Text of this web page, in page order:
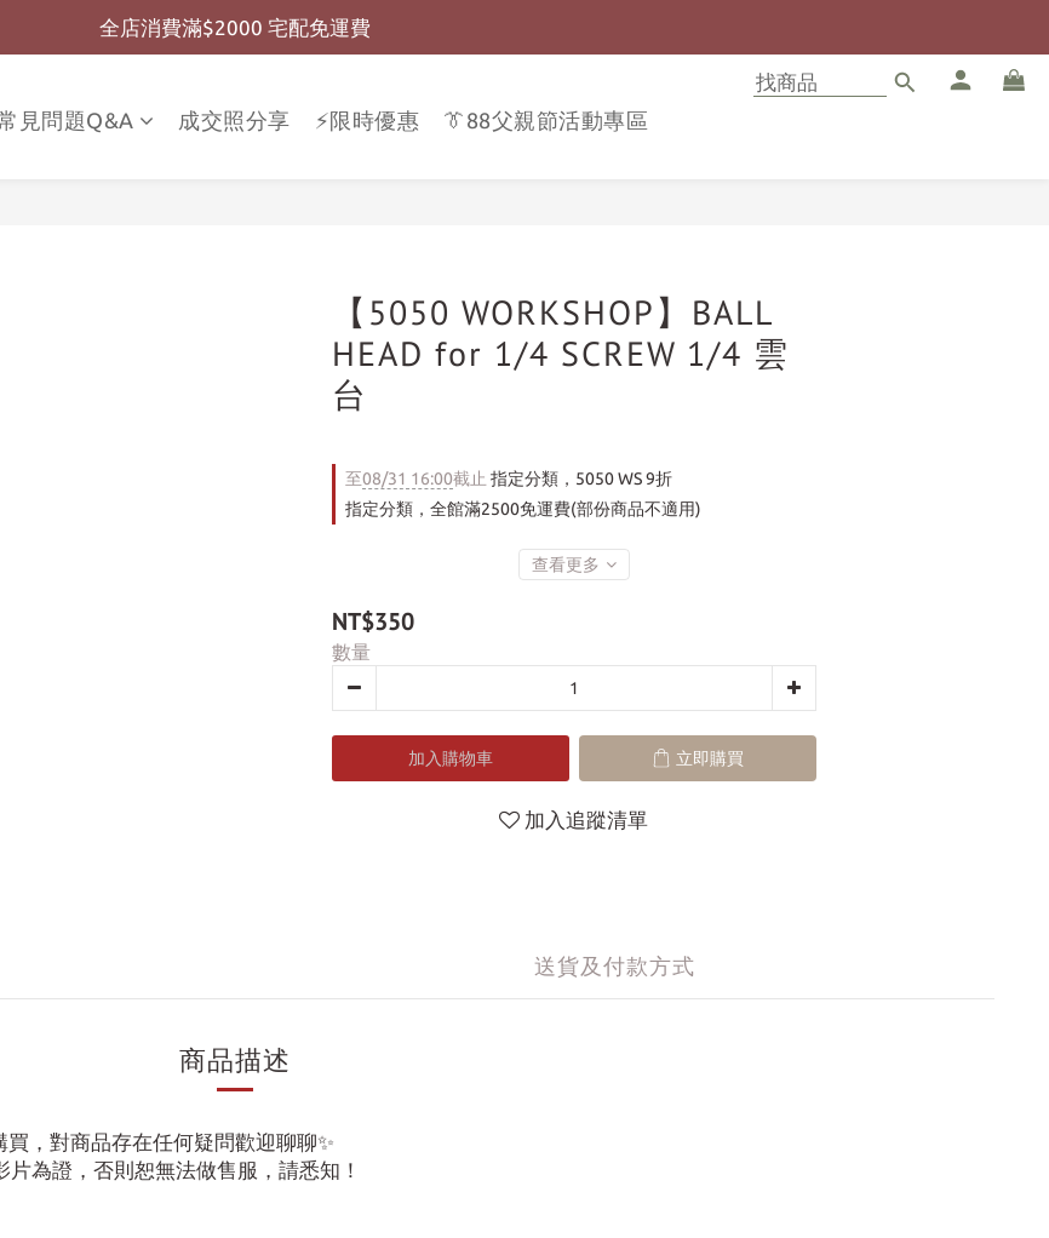
全店消費滿$999 超商免運費
全店消費滿$2000 宅配免運費
見問題Q&A 成交照分享 ⚡限時優惠 👔88父親節活動專區
【5050 WORKSHOP】BALL
HEAD for 1/4 SCREW 1/4 雲
台
至08/31 16:00截止 指定分類，5050 WS 9折
指定分類，全館滿2500免運費(部份商品不適用)
查看更多
NT$350
數量
加入購物車 立即購買
加入追蹤清單
送貨及付款方式
商品描述
，對商品存在任何疑問歡迎聊聊✨
為證，否則恕無法做售服，請悉知！